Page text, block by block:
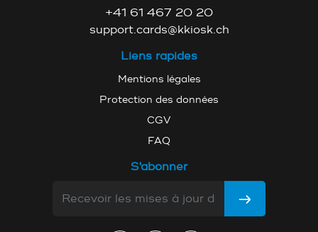
+41 61 467 20 20
support.cards@kkiosk.ch
Liens rapides
Mentions légales
Protection des données
CGV
FAQ
S'abonner